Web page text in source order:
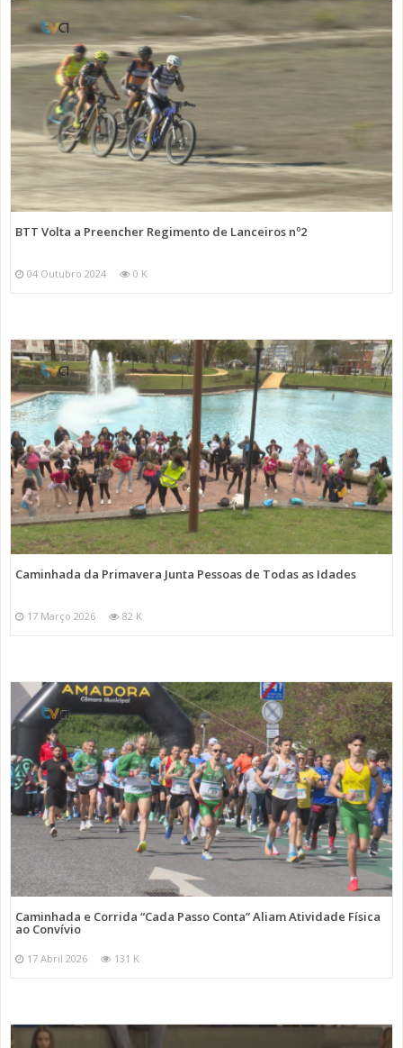
BTT Volta a Preencher Regimento de Lanceiros nº2
04 Outubro 2024 0 K
Caminhada da Primavera Junta Pessoas de Todas as Idades
17 Março 2026 82 K
Caminhada e Corrida “Cada Passo Conta” Aliam Atividade Física
ao Convívio
17 Abril 2026 131 K